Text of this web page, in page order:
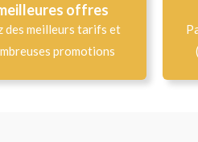
offres
des meilleurs tarifs et
promotions